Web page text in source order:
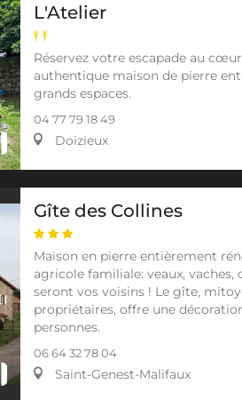
L'Atelier
Réservez votre escapade au
authentique maison de pierre
grands espaces.
04 77 79 18 49
Doizieux
Gîte des Collines
Maison en pierre entièrement
agricole familiale: veaux, vaches,
seront vos voisins ! Le gîte,
propriétaires, offre une
personnes.
06 64 32 78 04
Saint-Genest-Malifaux